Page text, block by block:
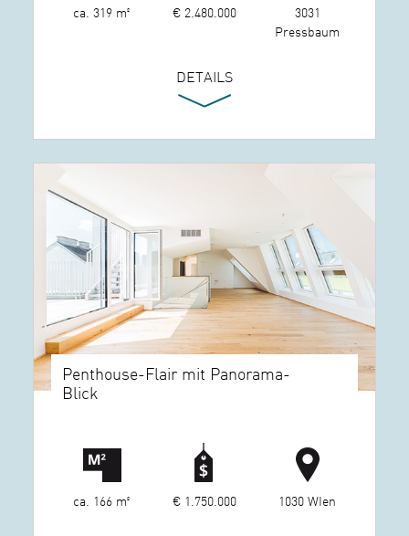
ca. 319 m² € 2.480.000
3031
Pressbaum
DETAILS
Penthouse-Flair mit Panorama-
Blick
ca. 166 m² € 1.750.000 1030 WIen